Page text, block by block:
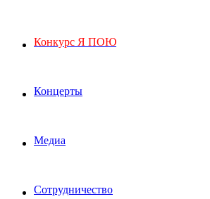
Конкурс Я ПОЮ
Концерты
Медиа
Сотрудничество